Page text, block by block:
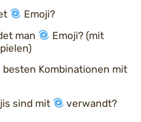
Emoji?
man
Emoji? (mit
besten Kombinationen mit
sind mit
verwandt?